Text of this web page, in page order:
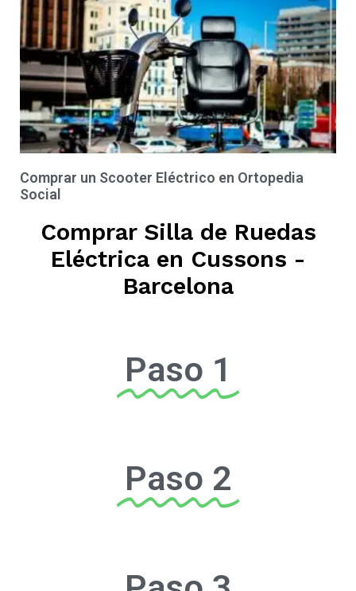
Comprar un Scooter Eléctrico en Ortopedia
Social
Comprar Silla de Ruedas
Eléctrica en Cussons -
Barcelona
Paso 1
Paso 2